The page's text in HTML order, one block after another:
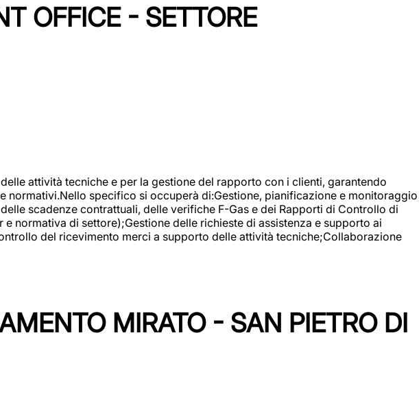
OFFICE - SETTORE
attività tecniche e per la gestione del rapporto con i clienti, garantendo
specifico si occuperà di:Gestione, pianificazione e monitoraggio
scadenze contrattuali, delle verifiche F-Gas e dei Rapporti di Controllo di
normativa di settore);Gestione delle richieste di assistenza e supporto ai
del ricevimento merci a supporto delle attività tecniche;Collaborazione
MIRATO - SAN PIETRO DI